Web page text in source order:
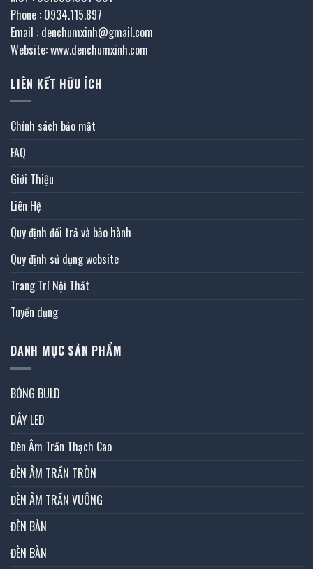
Phone : 0934.115.897
Email : denchumxinh@gmail.com
Website: www.denchumxinh.com
LIÊN KẾT HỮU ÍCH
Chính sách bảo mật
FAQ
Giới Thiệu
Liên Hệ
Quy định đổi trả và bảo hành
Quy định sử dụng website
Trang Trí Nội Thất
Tuyển dụng
DANH MỤC SẢN PHẨM
BÓNG BULD
DÂY LED
Đèn Âm Trần Thạch Cao
ĐÈN ÂM TRẦN TRÒN
ĐÈN ÂM TRẦN VUÔNG
ĐÈN BÀN
ĐÈN BÀN